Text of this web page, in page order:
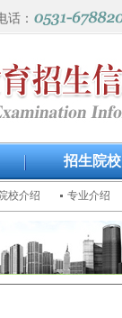
话：
招生院校
校介绍 专业介绍